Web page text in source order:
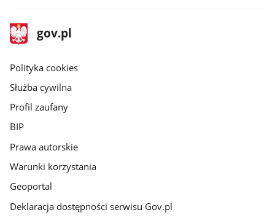
stopka
gov.pl
Strona
gov.pl
gov.pl
Polityka cookies
Służba cywilna
Profil zaufany
BIP
Prawa autorskie
Warunki korzystania
Geoportal
Deklaracja dostępności serwisu Gov.pl